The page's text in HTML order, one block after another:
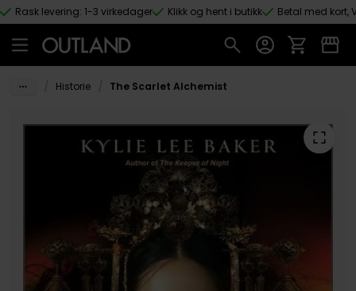
Hopp til hovedinnhold
Rask levering: 1-3 virkedager Klikk og hent i butikk Betal med kort,
Historie The Scarlet Alchemist